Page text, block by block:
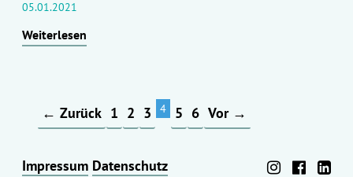
05.01.2021
Weiterlesen
← Zurück 1 2 3 4 5 6 Vor →
Impressum Datenschutz